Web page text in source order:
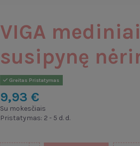
VIGA
susipynę
Greitas Pristatymas
9,93 €
Su mokesčiais
Pristatymas: 2 - 5 d. d.